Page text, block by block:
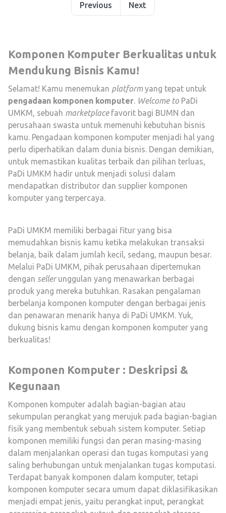
Previous Next
Komponen Komputer Berkualitas untuk
Mendukung Bisnis Kamu!
Selamat! Kamu menemukan platformyang tepat untuk
pengadaan komponen komputer. Welcome to PaDi
UMKM, sebuah marketplace favorit bagi BUMN dan
perusahaan swasta untuk memenuhi kebutuhan bisnis
kamu. Pengadaan komponen komputer menjadi hal yang
perlu diperhatikan dalam dunia bisnis. Dengan demikian,
untuk memastikan kualitas terbaik dan pilihan terluas,
PaDi UMKM hadir untuk menjadi solusi dalam
mendapatkan distributor dan supplier komponen
komputer yang terpercaya.
PaDi UMKM memiliki berbagai fitur yang bisa
memudahkan bisnis kamu ketika melakukan transaksi
belanja, baik dalam jumlah kecil, sedang, maupun besar.
Melalui PaDi UMKM, pihak perusahaan dipertemukan
dengan sellerunggulan yang menawarkan berbagai
produk yang mereka butuhkan. Rasakan pengalaman
berbelanja komponen komputer dengan berbagai jenis
dan penawaran menarik hanya di PaDi UMKM. Yuk,
dukung bisnis kamu dengan komponen komputer yang
berkualitas!
Komponen Komputer : Deskripsi &
Kegunaan
Komponen komputer adalah bagian-bagian atau
sekumpulan perangkat yang merujuk pada bagian-bagian
fisik yang membentuk sebuah sistem komputer. Setiap
komponen memiliki fungsi dan peran masing-masing
dalam menjalankan operasi dan tugas komputasi yang
saling berhubungan untuk menjalankan tugas komputasi.
Terdapat banyak komponen dalam komputer, tetapi
komponen komputer secara umum dapat diklasifikasikan
menjadi empat jenis, yaitu perangkat input, perangkat